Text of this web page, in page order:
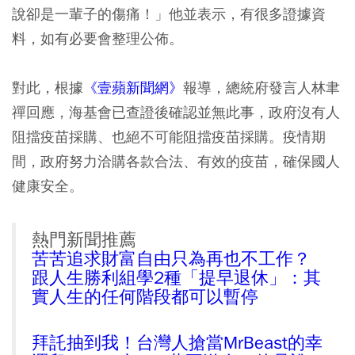
說卻是一輩子的傷痛！」他並表示，有很多證據資
料，如有必要會整理公佈。
對此，根據 《壹蘋新聞網》 報導，總統府發言人林聿
禪回應，海基會已查證後確認並無此事，政府沒有人
阻擋疫苗採購、也絕不可能阻擋疫苗採購。疫情期
間，政府努力洽購各款合法、有效的疫苗，確保國人
健康安全。
熱門新聞推薦
苦苦追求財富自由只為再也不工作？
跟人生勝利組學2種「提早退休」：其
實人生的任何階段都可以暫停
拜託抽到我！台灣人搶當MrBeast的幸